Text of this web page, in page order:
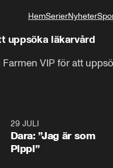
HemSerierNyheter
uppsöka läkarvård
VIP för att
29 JULI
Dara: ”Jag är som
Pippi”